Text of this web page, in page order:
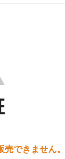
できません。